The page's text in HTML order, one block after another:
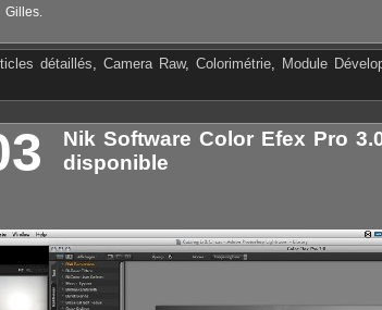
Gilles.
détaillés, Camera Raw, Colorimétrie, Module
Nik Software Color Efex Pro
disponible